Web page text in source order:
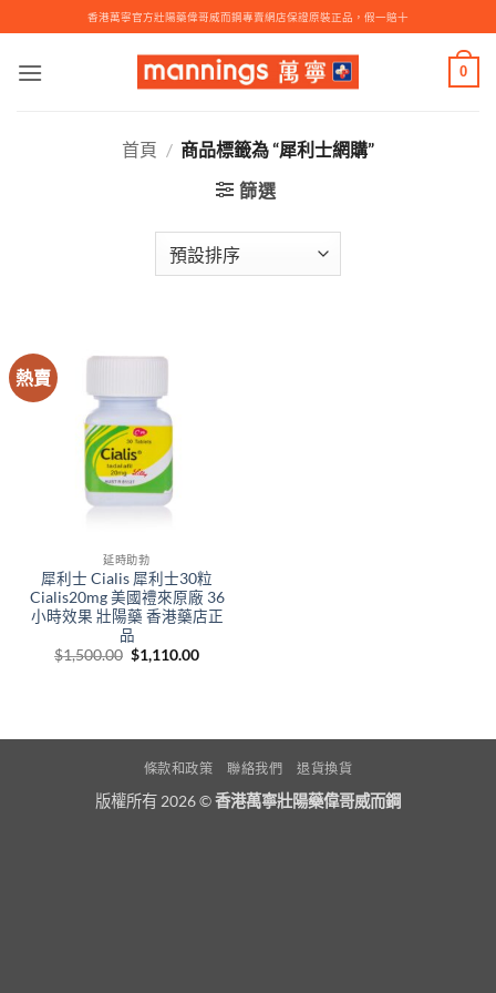
to
content
香港萬寧官方壯陽藥偉哥威而鋼專賣網店保證原裝正品，假一賠十
0
首頁 / 商品標籤為 “犀利士網購”
篩選
熱賣
延時助勃
犀利士 Cialis 犀利士30粒
Cialis20mg 美國禮來原廠 36
小時效果 壯陽藥 香港藥店正
品
$1,500.00 Original
price
$1,110.00Current
條款和政策 聯絡我們 退貨換貨
版權所有 2026 ©香港萬寧壯陽藥偉哥威而鋼